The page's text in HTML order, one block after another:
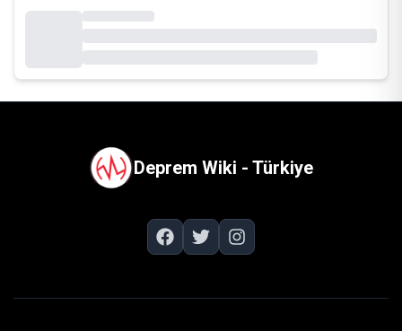
Deprem Wiki - Türkiye